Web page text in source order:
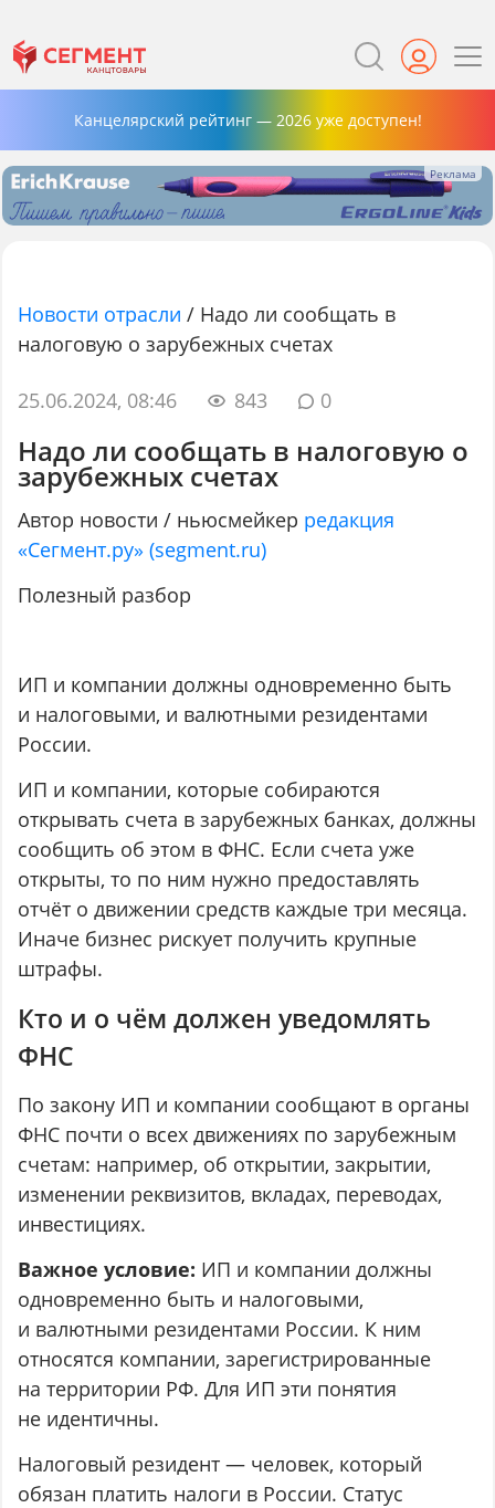
Канцелярский рейтинг — 2026 уже доступен!
Новости отрасли / Надо ли сообщать в
налоговую о зарубежных счетах
25.06.2024, 08:46 843 0
Надо ли сообщать в налоговую о
зарубежных счетах
Автор новости / ньюсмейкер редакция
«Сегмент.ру» (segment.ru)
Полезный разбор
ИП и компании должны одновременно быть
и налоговыми, и валютными резидентами
России.
ИП и компании, которые собираются
открывать счета в зарубежных банках, должны
сообщить об этом в ФНС. Если счета уже
открыты, то по ним нужно предоставлять
отчёт о движении средств каждые три месяца.
Иначе бизнес рискует получить крупные
штрафы.
Кто и о чём должен уведомлять
ФНС
По закону ИП и компании сообщают в органы
ФНС почти о всех движениях по зарубежным
счетам: например, об открытии, закрытии,
изменении реквизитов, вкладах, переводах,
инвестициях.
Важное условие: ИП и компании должны
одновременно быть и налоговыми,
и валютными резидентами России. К ним
относятся компании, зарегистрированные
на территории РФ. Для ИП эти понятия
не идентичны.
Налоговый резидент — человек, который
обязан платить налоги в России. Статус